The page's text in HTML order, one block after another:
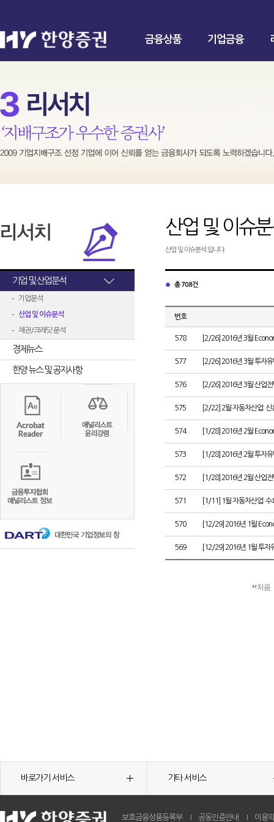
금융상품 기업금융
기업 및 산업분석
기업분석
산업 및 이슈분석
채권/크레딧 분석
경제뉴스
한양 뉴스 및 공지사항
산업 및 이슈
산업 및 이슈분석 입니다.
총 708건
번호
578 [2/26] 2016년 3월
577 [2/26] 2016년 3월 투자
576 [2/26] 2016년 3월 산업전
575 [2/22] 2월 자동차산업: 신
574 [1/28] 2016년 2월
573 [1/28] 2016년 2월 투자
572 [1/28] 2016년 2월 산업전
571 [1/11] 1월 자동차산업: 수
570 [12/29] 2016년 1월
569 [12/29] 2016년 1월 투자
처음
바로가기 서비스 기타 서비스
보호금융상품등록부 공동인증안내 이용